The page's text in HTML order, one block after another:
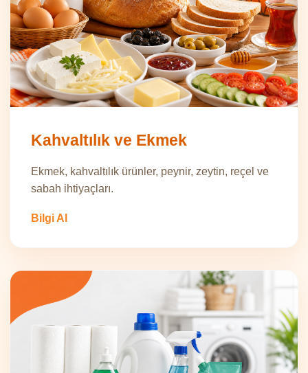
Kahvaltılık ve Ekmek
Ekmek, kahvaltılık ürünler, peynir, zeytin, reçel ve
sabah ihtiyaçları.
Bilgi Al